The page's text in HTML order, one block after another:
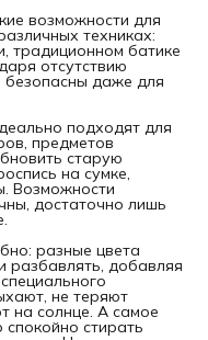
возможности для
техниках:
традиционном батике
отсутствию
безопасны даже для
подходят для
предметов
старую
на сумке,
Возможности
достаточно лишь
разные цвета
добавляя
не теряют
на солнце. А самое
стирать